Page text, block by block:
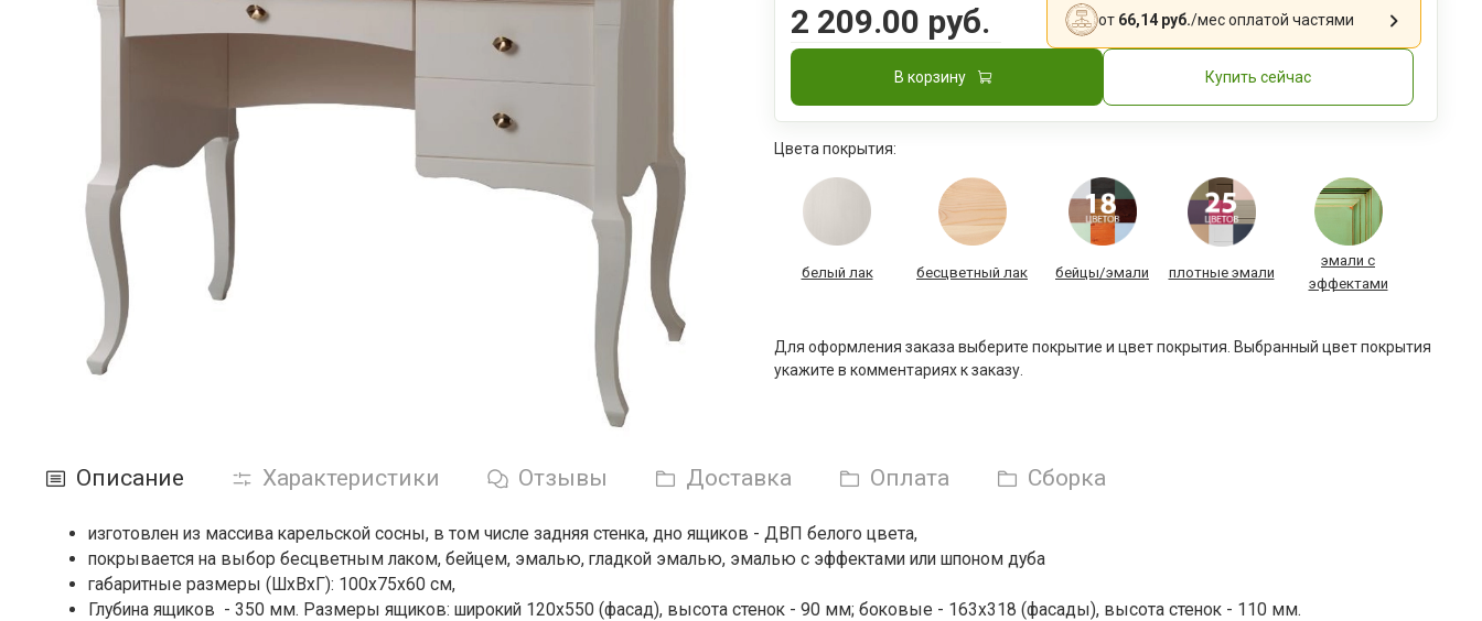
2 209.00 руб. от 66,14 руб./месоплатой частями
В корзину Купить сейчас
Цвета покрытия:
белый лак бесцветный лак бейцы/эмали плотные эмали
эмали с
эффектами
Для оформления заказа выберите покрытие и цвет покрытия. Выбранный цвет покрытия
укажите в комментариях к заказу.
Описание Характеристики Отзывы Доставка Оплата Сборка
изготовлен из массива карельской сосны, в том числе задняя стенка, дно ящиков - ДВП белого цвета,
покрывается на выбор бесцветным лаком, бейцем, эмалью, гладкой эмалью, эмалью с эффектами или шпоном дуба
габаритные размеры (ШxВxГ): 100x75x60 см,
Глубина ящиков - 350 мм. Размеры ящиков: широкий 120х550 (фасад), высота стенок - 90 мм; боковые - 163х318 (фасады), высота стенок - 110 мм.